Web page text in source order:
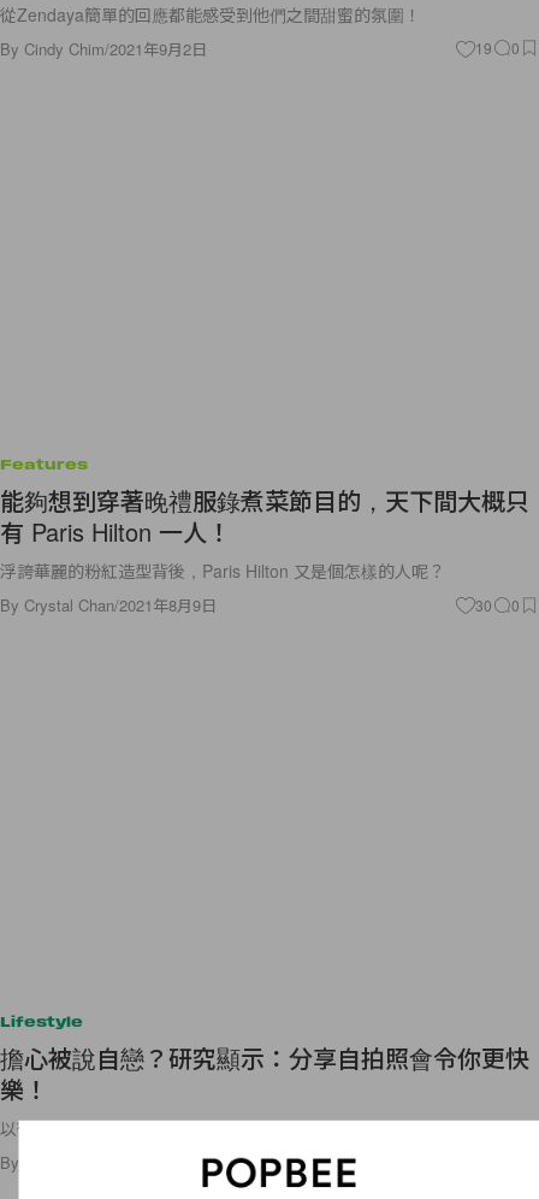
從Zendaya簡單的回應都能感受到他們之間甜蜜的氛圍！
By Cindy Chim/2021年9月2日 19 0
Features
能夠想到穿著晚禮服錄煮菜節目的，天下間大概只
有 Paris Hilton 一人！
浮誇華麗的粉紅造型背後，Paris Hilton 又是個怎樣的人呢？
By Crystal Chan/2021年8月9日 30 0
Lifestyle
擔心被說自戀？研究顯示：分享自拍照會令你更快
樂！
以後自拍可以更理直氣壯！
By 2020年7月19日